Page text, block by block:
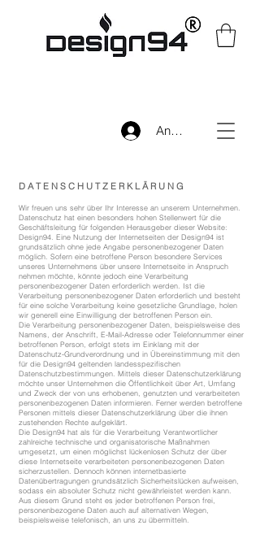
Anmelden
D A T E N S C H U T Z E R K L Ä R U N G
Wir freuen uns sehr über Ihr Interesse an unserem Unternehmen.
Datenschutz hat einen besonders hohen Stellenwert für die
Geschäftsleitung für folgenden Herausgeber dieser Website:
Design94. Eine Nutzung der Internetseiten der Design94 ist
grundsätzlich ohne jede Angabe personenbezogener Daten
möglich. Sofern eine betroffene Person besondere Services
unseres Unternehmens über unsere Internetseite in Anspruch
nehmen möchte, könnte jedoch eine Verarbeitung
personenbezogener Daten erforderlich werden. Ist die
Verarbeitung personenbezogener Daten erforderlich und besteht
für eine solche Verarbeitung keine gesetzliche Grundlage, holen
wir generell eine Einwilligung der betroffenen Person ein.
Die Verarbeitung personenbezogener Daten, beispielsweise des
Namens, der Anschrift, E-Mail-Adresse oder Telefonnummer einer
betroffenen Person, erfolgt stets im Einklang mit der
Datenschutz-Grundverordnung und in Übereinstimmung mit den
für die Design94 geltenden landesspezifischen
Datenschutzbestimmungen. Mittels dieser Datenschutzerklärung
möchte unser Unternehmen die Öffentlichkeit über Art, Umfang
und Zweck der von uns erhobenen, genutzten und verarbeiteten
personenbezogenen Daten informieren. Ferner werden betroffene
Personen mittels dieser Datenschutzerklärung über die ihnen
zustehenden Rechte aufgeklärt.
Die Design94 hat als für die Verarbeitung Verantwortlicher
zahlreiche technische und organisatorische Maßnahmen
umgesetzt, um einen möglichst lückenlosen Schutz der über
diese Internetseite verarbeiteten personenbezogenen Daten
sicherzustellen. Dennoch können internetbasierte
Datenübertragungen grundsätzlich Sicherheitslücken aufweisen,
sodass ein absoluter Schutz nicht gewährleistet werden kann.
Aus diesem Grund steht es jeder betroffenen Person frei,
personenbezogene Daten auch auf alternativen Wegen,
beispielsweise telefonisch, an uns zu übermitteln.